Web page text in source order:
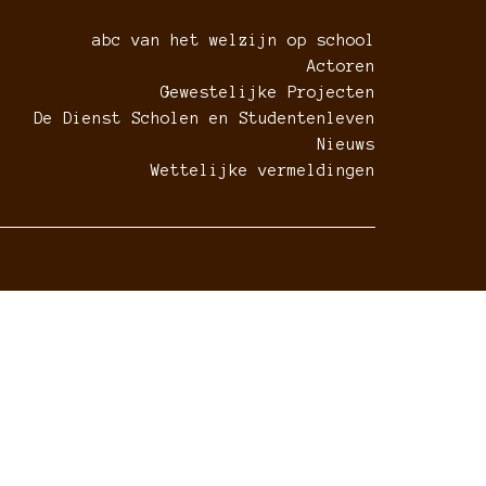
abc van het welzijn op school
Actoren
Gewestelijke Projecten
De Dienst Scholen en Studentenleven
Nieuws
Wettelijke vermeldingen